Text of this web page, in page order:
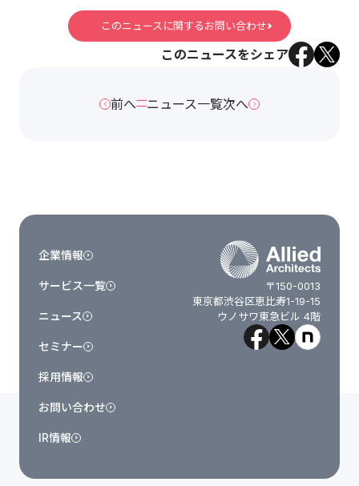
このニュースに関するお問い合わせ
このニュースをシェア
前へ ニュース一覧次へ
〒150-0013
東京都渋谷区恵比寿1-19-15
ウノサワ東急ビル 4階
企業情報
サービス一覧
ニュース
セミナー
採用情報
お問い合わせ
IR情報